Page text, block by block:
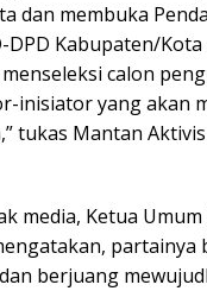
dan membuka
DPD Kabupaten/Kota
calon
inisiator yang akan
tukas Mantan
media, Ketua
partainya
berjuang